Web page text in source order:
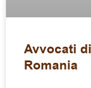
Avvocati
Romania